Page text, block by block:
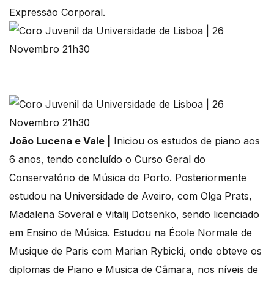
Expressão Corporal.
João Lucena e Vale |
Iniciou os estudos de piano aos
6 anos, tendo concluído o Curso Geral do
Conservatório de Música do Porto. Posteriormente
estudou na Universidade de Aveiro, com Olga Prats,
Madalena Soveral e Vitalij Dotsenko, sendo licenciado
em Ensino de Música. Estudou na École Normale de
Musique de Paris com Marian Rybicki, onde obteve os
diplomas de Piano e Musica de Câmara, nos níveis de